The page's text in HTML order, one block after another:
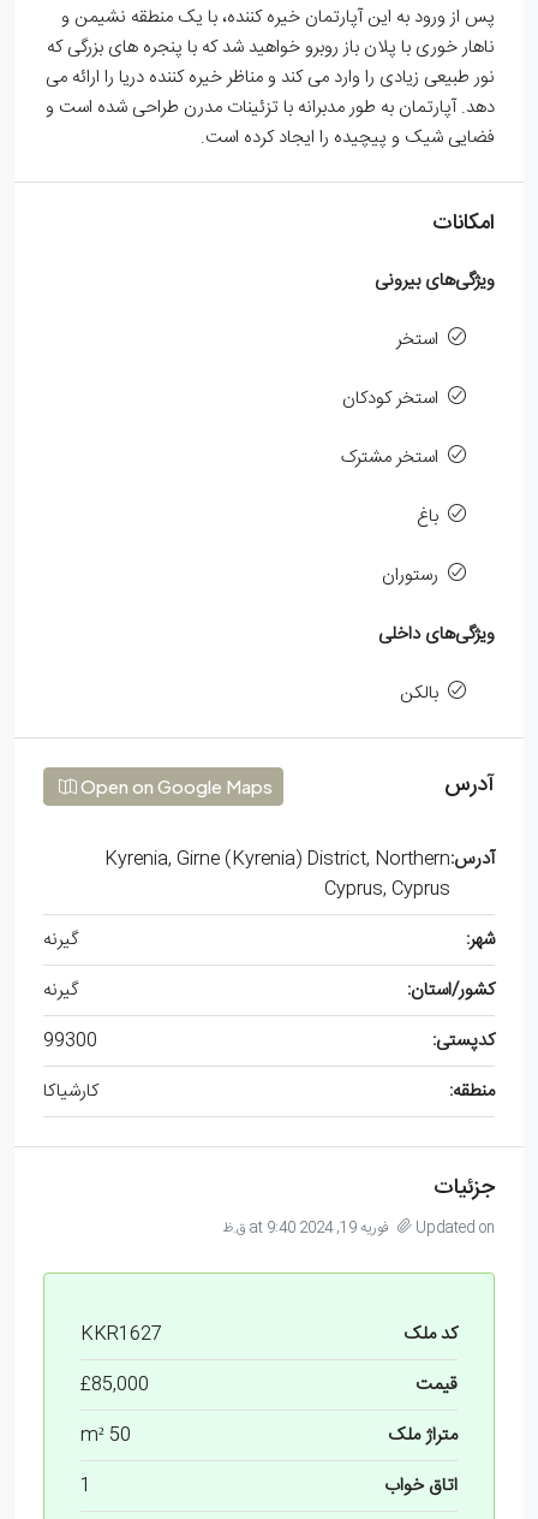
پس از ورود به این آپارتمان خیره کننده، با یک منطقه نشیمن و
ناهار خوری با پلان باز روبرو خواهید شد که با پنجره های بزرگی که
نور طبیعی زیادی را وارد می کند و مناظر خیره کننده دریا را ارائه می
دهد. آپارتمان به طور مدبرانه با تزئینات مدرن طراحی شده است و
فضایی شیک و پیچیده را ایجاد کرده است.
امکانات
ویژگی‌های بیرونی
استخر
استخر کودکان
استخر مشترک
باغ
رستوران
ویژگی‌های داخلی
بالکن
آدرس Open on Google Maps
آدرس:Kyrenia, Girne (Kyrenia) District, Northern
Cyprus, Cyprus
شهر:
گیرنه
کشور/استان:
گیرنه
کدپستی:
99300
منطقه:
کارشیاکا
جزئیات
Updated on فوریه 19, 2024 at 9:40 ق.ظ
کد ملک
KKR1627
قیمت
£85,000
متراژ ملک
50 m²
اتاق خواب
1